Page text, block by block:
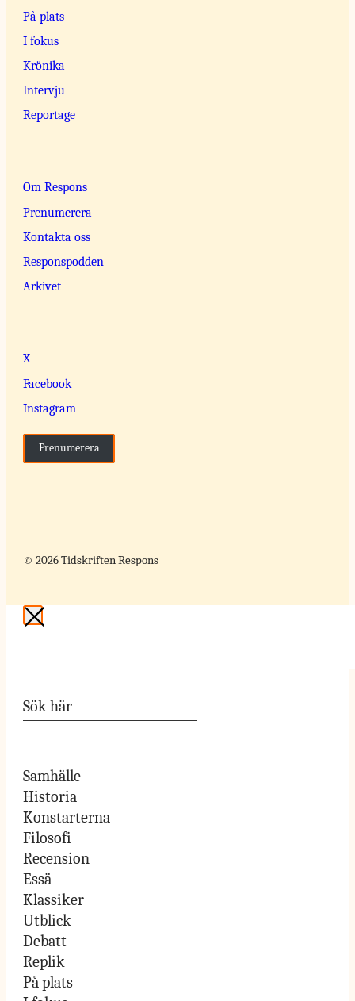
På plats
I fokus
Krönika
Intervju
Reportage
Om Respons
Prenumerera
Kontakta oss
Responspodden
Arkivet
X
Facebook
Instagram
Prenumerera
© 2026 Tidskriften Respons
Samhälle
Historia
Konstarterna
Filosofi
Recension
Essä
Klassiker
Utblick
Debatt
Replik
På plats